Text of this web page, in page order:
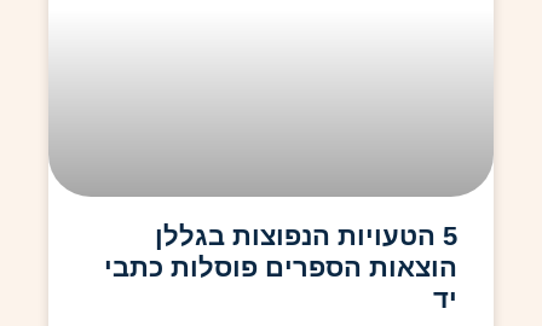
5 הטעויות הנפוצות בגללן
הוצאות הספרים פוסלות כתבי
יד